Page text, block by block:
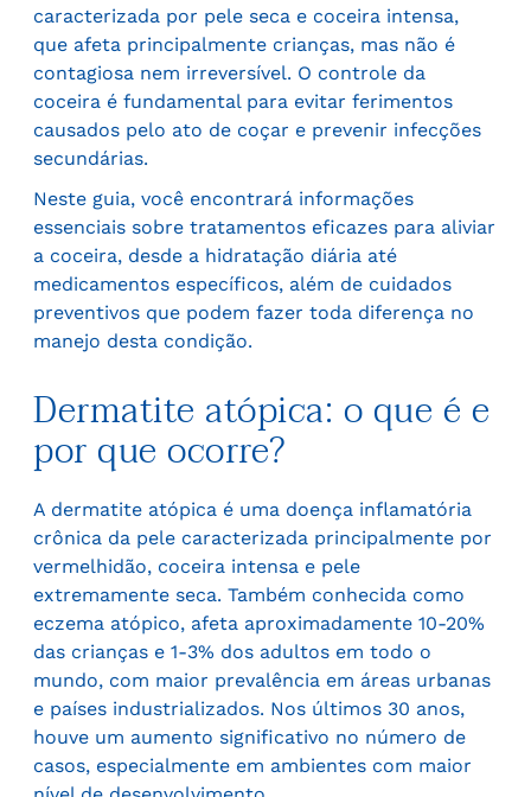
caracterizada por pele seca e coceira intensa,
que afeta principalmente crianças, mas não é
contagiosa nem irreversível. O controle da
coceira é fundamental para evitar ferimentos
causados pelo ato de coçar e prevenir infecções
secundárias.
Neste guia, você encontrará informações
essenciais sobre tratamentos eficazes para aliviar
a coceira, desde a hidratação diária até
medicamentos específicos, além de cuidados
preventivos que podem fazer toda diferença no
manejo desta condição.
Dermatite atópica: o que é e
por que ocorre?
A dermatite atópica é uma doença inflamatória
crônica da pele caracterizada principalmente por
vermelhidão, coceira intensa e pele
extremamente seca. Também conhecida como
eczema atópico, afeta aproximadamente 10-20%
das crianças e 1-3% dos adultos em todo o
mundo, com maior prevalência em áreas urbanas
e países industrializados. Nos últimos 30 anos,
houve um aumento significativo no número de
casos, especialmente em ambientes com maior